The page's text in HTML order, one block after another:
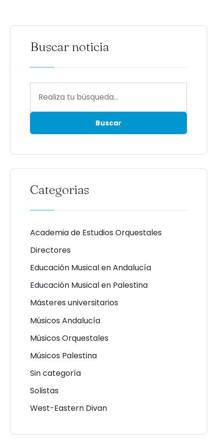
Buscar noticia
Categorias
Academia de Estudios Orquestales
Directores
Educación Musical en Andalucía
Educación Musical en Palestina
Másteres universitarios
Músicos Andalucía
Músicos Orquestales
Músicos Palestina
Sin categoría
Solistas
West-Eastern Divan